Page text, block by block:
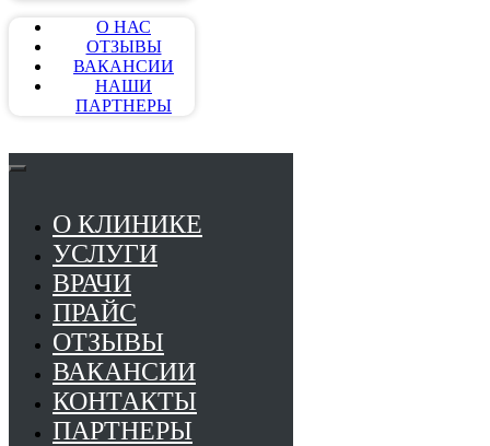
О НАС
ОТЗЫВЫ
ВАКАНСИИ
НАШИ
ПАРТНЕРЫ
О КЛИНИКЕ
УСЛУГИ
ВРАЧИ
ПРАЙС
ОТЗЫВЫ
ВАКАНСИИ
КОНТАКТЫ
ПАРТНЕРЫ